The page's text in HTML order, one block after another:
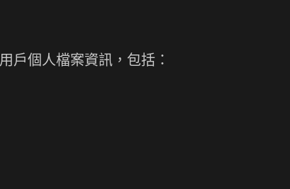
戶個人檔案資訊，包括：